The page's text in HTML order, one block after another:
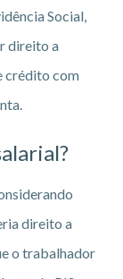
Social,
direito a
crédito com
direito a
o trabalhador